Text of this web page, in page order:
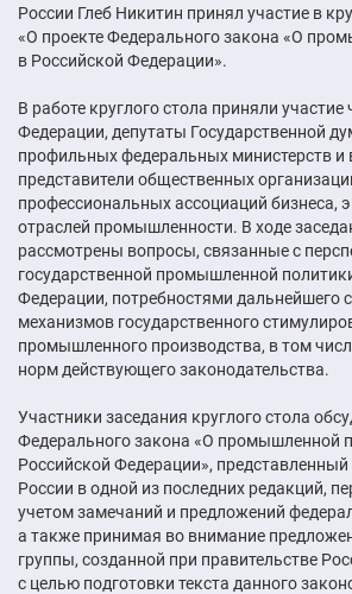
России Глеб Никитин принял участие в
«О проекте Федерального закона «О
в Российской Федерации».
В работе круглого стола приняли
Федерации, депутаты Государственной
профильных федеральных министерств и
представители общественных
профессиональных ассоциаций бизнеса,
отраслей промышленности. В ходе
рассмотрены вопросы, связанные с
государственной промышленной
Федерации, потребностями дальнейшего
механизмов государственного
промышленного производства, в том
норм действующего законодательства.
Участники заседания круглого стола
Федерального закона «О промышленной
Российской Федерации»,
России в одной из последних редакций,
учетом замечаний и предложений
а также принимая во внимание
группы, созданной при правительстве
с целью подготовки текста данного